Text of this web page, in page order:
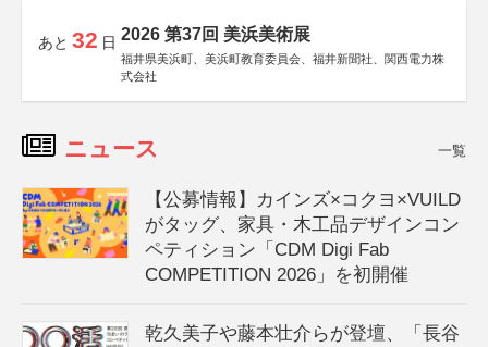
あと 32 日 2026 第37回 美浜美術展
福井県美浜町、美浜町教育委員会、福井新聞社、関西電力株
式会社
ニュース 一覧
【公募情報】カインズ×コクヨ×VUILD
がタッグ、家具・木工品デザインコン
ペティション「CDM Digi Fab
COMPETITION 2026」を初開催
乾久美子や藤本壮介らが登壇、「長谷